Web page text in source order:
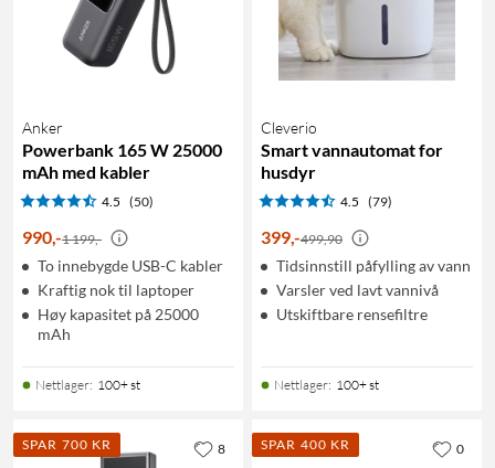
Anker
Powerbank 165 W 25000
mAh med kabler
4.5 (50)
990,-1 199,-
To innebygde USB-C kabler
Kraftig nok til laptoper
Høy kapasitet på 25000
mAh
Nettlager: 100+ st
Cleverio
Smart vannautomat for
husdyr
4.5 (79)
399,-499,90
Tidsinnstill påfylling av vann
Varsler ved lavt vannivå
Utskiftbare rensefiltre
Nettlager: 100+ st
SPAR 700 KR 8 SPAR 400 KR 0